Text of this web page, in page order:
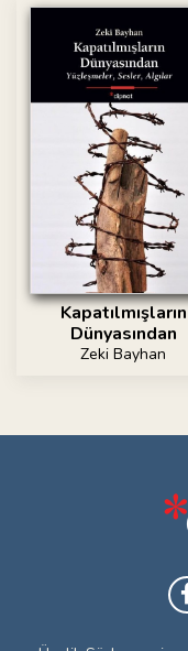
Kapatılmışların
Dünyasından
Zeki Bayhan